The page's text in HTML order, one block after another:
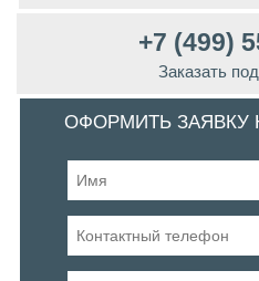
+7 (499)
Заказать
ОФОРМИТЬ ЗАЯВКУ